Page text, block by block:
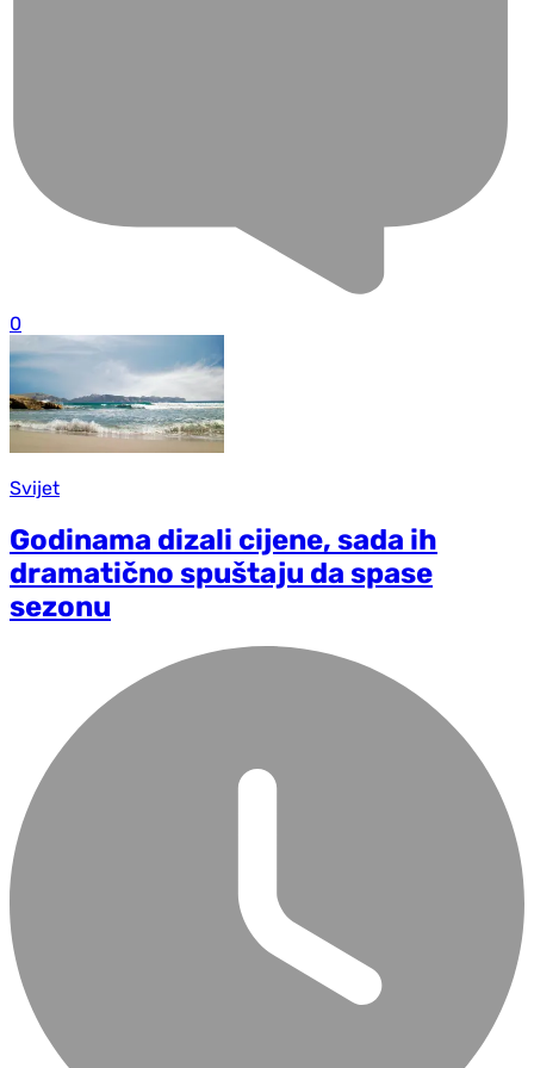
0
Svijet
Godinama dizali cijene, sada ih
dramatično spuštaju da spase
sezonu